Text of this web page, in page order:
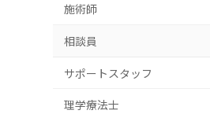
施術師
相談員
サポートスタッフ
理学療法士